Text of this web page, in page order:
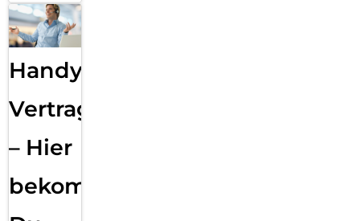
Handy
Vertragsabwicklung
– Hier
bekommst